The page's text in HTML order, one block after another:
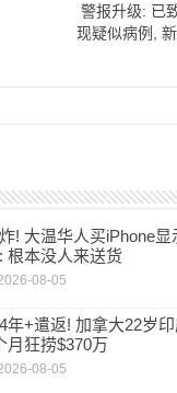
警报升级: 已
现疑似病例,
! 大温华人买iPhone显
根本没人来送货
08-05
年+遣返! 加拿大22岁
月狂捞$370万
08-05